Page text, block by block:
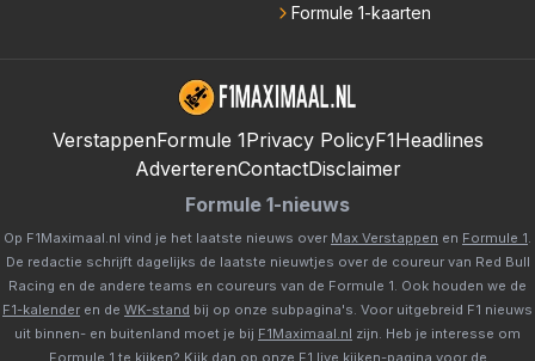
Formule 1-kaarten
VerstappenFormule 1Privacy PolicyF1Headlines
AdverterenContactDisclaimer
Formule 1-nieuws
Op F1Maximaal.nl vind je het laatste nieuws over Max Verstappen en Formule 1.
De redactie schrijft dagelijks de laatste nieuwtjes over de coureur van Red Bull
Racing en de andere teams en coureurs van de Formule 1. Ook houden we de
F1-kalender en de WK-stand bij op onze subpagina's. Voor uitgebreid F1 nieuws
uit binnen- en buitenland moet je bij F1Maximaal.nl zijn. Heb je interesse om
Formule 1 te kijken? Kijk dan op onze F1 live kijken-pagina voor de